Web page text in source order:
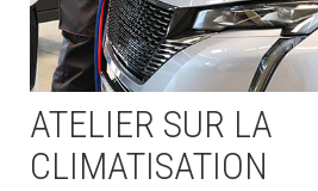
ATELIER SUR LA
CLIMATISATION